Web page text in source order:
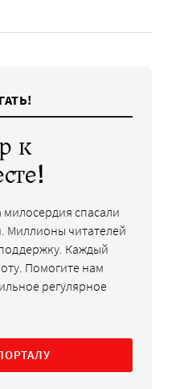
к
спасали
Миллионы читателей
Каждый
Помогите нам
регулярное